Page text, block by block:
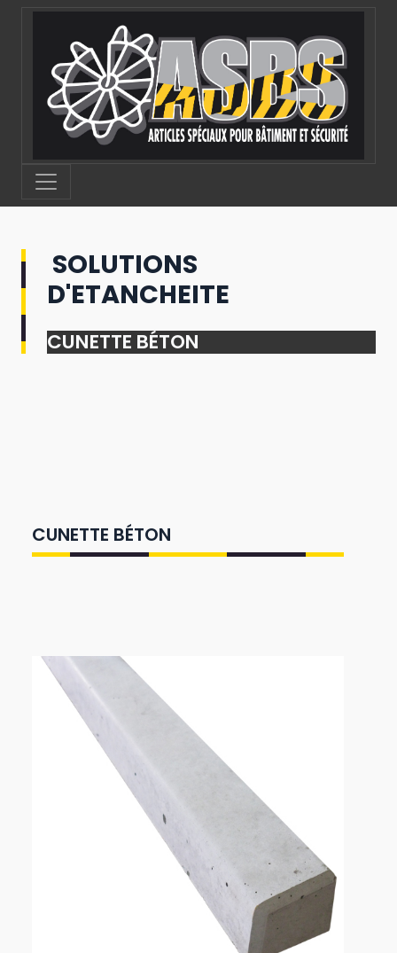
SOLUTIONS
D'ETANCHEITE
CUNETTE BÉTON
CUNETTE BÉTON
Panneau de gestion des cookies